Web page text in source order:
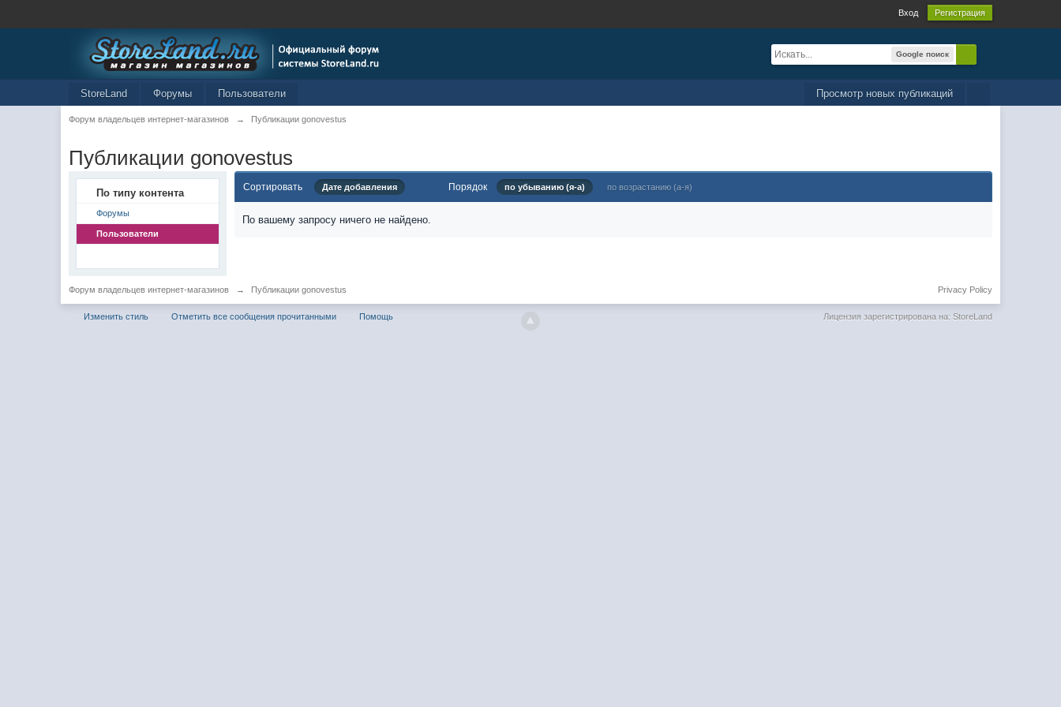
Вход Регистрация
Google поиск
Просмотр новых публикаций
StoreLand Форумы Пользователи
Форум владельцев интернет-магазинов → Публикации gonovestus
Публикации gonovestus
По типу контента
Форумы
Пользователи
Сортировать Дате добавления Порядок по убыванию (я-а) по возрастанию (а-я)
По вашему запросу ничего не найдено.
Форум владельцев интернет-магазинов → Публикации gonovestus Privacy Policy
Изменить стиль Отметить все сообщения прочитанными Помощь Лицензия зарегистрирована на: StoreLand